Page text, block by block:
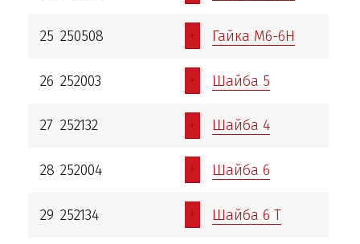
25 250508 + Гайка М6-6Н
26 252003 + Шайба 5
27 252132 + Шайба 4
28 252004 + Шайба 6
29 252134 + Шайба 6 Т